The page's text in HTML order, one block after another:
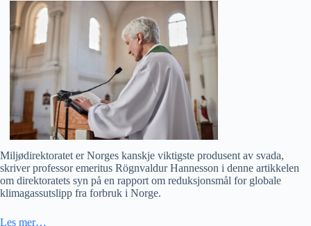
Miljødirektoratet er Norges kanskje viktigste produsent av svada,
skriver professor emeritus Rögnvaldur Hannesson i denne artikkelen
om direktoratets syn på en rapport om reduksjonsmål for globale
klimagassutslipp fra forbruk i Norge.
Les mer…